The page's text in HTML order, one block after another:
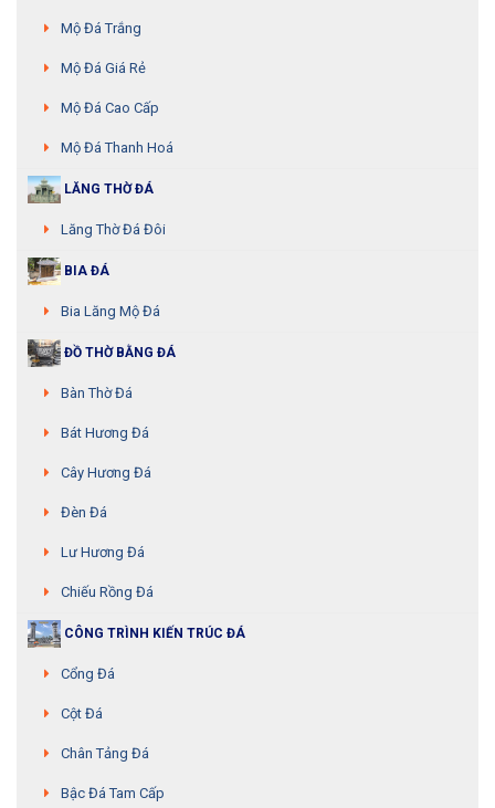
Mộ Đá Trắng
Mộ Đá Giá Rẻ
Mộ Đá Cao Cấp
Mộ Đá Thanh Hoá
LĂNG THỜ ĐÁ
Lăng Thờ Đá Đôi
BIA ĐÁ
Bia Lăng Mộ Đá
ĐỒ THỜ BẰNG ĐÁ
Bàn Thờ Đá
Bát Hương Đá
Cây Hương Đá
Đèn Đá
Lư Hương Đá
Chiếu Rồng Đá
CÔNG TRÌNH KIẾN TRÚC ĐÁ
Cổng Đá
Cột Đá
Chân Tảng Đá
Bậc Đá Tam Cấp